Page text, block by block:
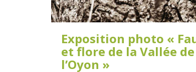
Exposition photo «
et flore de la Vallée de
l’Oyon »